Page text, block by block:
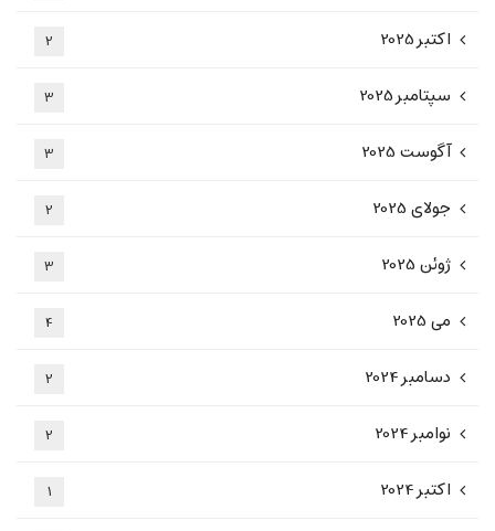
اکتبر 2025 2
سپتامبر 2025 3
آگوست 2025 3
جولای 2025 2
ژوئن 2025 3
می 2025 4
دسامبر 2024 2
نوامبر 2024 2
اکتبر 2024 1